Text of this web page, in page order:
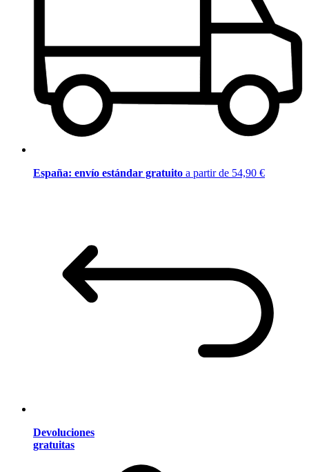
España: envío estándar gratuito a partir de 54,90 €
Devoluciones
gratuitas